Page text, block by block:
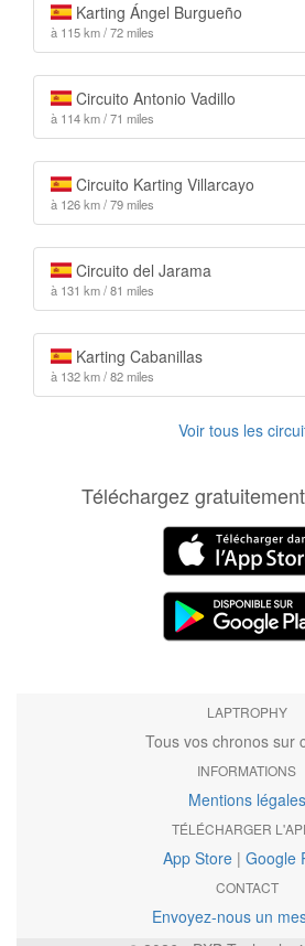
Karting Ángel Burgueño
à 115 km / 72 miles
Circuito Antonio Vadillo
à 114 km / 71 miles
Circuito Karting Villarcayo
à 126 km / 79 miles
Circuito del Jarama
à 131 km / 81 miles
Karting Cabanillas
à 132 km / 82 miles
Voir tous les
Téléchargez
LAPTROPHY
Tous vos chronos sur
INFORMATIONS
Mentions légales
TÉLÉCHARGER
App Store | Google
CONTACT
Envoyez-nous un